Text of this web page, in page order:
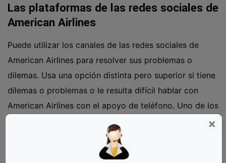
Las plataformas de las redes sociales de
American Airlines
Puede utilizar los canales de las redes sociales de
American Airlines para resolver sus problemas o
dilemas. Usa una opción distinta pero superior si tiene
dilemas o problemas o le resulta difícil hablar con
American Airlines con el apoyo de teléfono. Uno de los
respuestas a sus preguntas es a través de las redes
×